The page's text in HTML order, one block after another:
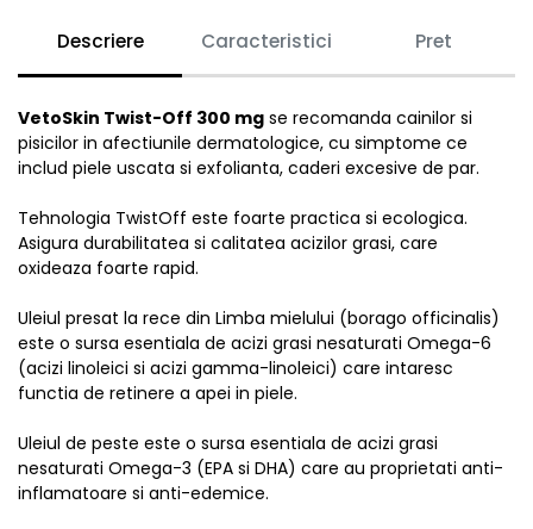
Descriere Caracteristici Pret
VetoSkin Twist-Off 300 mg se recomanda cainilor si
pisicilor in afectiunile dermatologice, cu simptome ce
includ piele uscata si exfolianta, caderi excesive de par.
Tehnologia TwistOff este foarte practica si ecologica.
Asigura durabilitatea si calitatea acizilor grasi, care
oxideaza foarte rapid.
Uleiul presat la rece din Limba mielului (borago officinalis)
este o sursa esentiala de acizi grasi nesaturati Omega-6
(acizi linoleici si acizi gamma-linoleici) care intaresc
functia de retinere a apei in piele.
Uleiul de peste este o sursa esentiala de acizi grasi
nesaturati Omega-3 (EPA si DHA) care au proprietati anti-
inflamatoare si anti-edemice.